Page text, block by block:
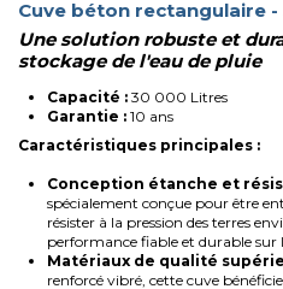
Cuve béton rectangulaire
Une solution robuste et
stockage de l'eau de pluie
Capacité : 30 000 Litres
Garantie : 10 ans
Caractéristiques principales :
Conception étanche et
spécialement conçue pour être
résister à la pression des terres
performance fiable et durable sur
Matériaux de qualité
renforcé vibré, cette cuve